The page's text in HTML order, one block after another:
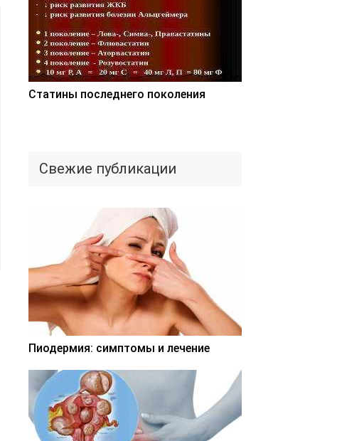
Статины последнего поколения
Свежие публикации
Пиодермия: симптомы и лечение